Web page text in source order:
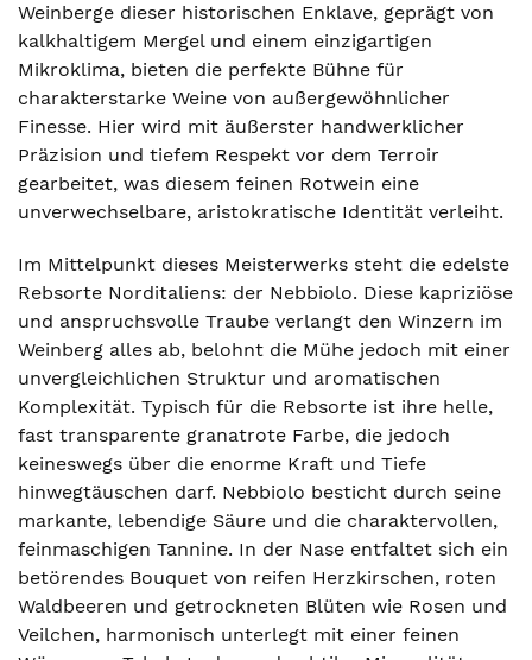
Weinberge dieser historischen Enklave, geprägt von
kalkhaltigem Mergel und einem einzigartigen
Mikroklima, bieten die perfekte Bühne für
charakterstarke Weine von außergewöhnlicher
Finesse. Hier wird mit äußerster handwerklicher
Präzision und tiefem Respekt vor dem Terroir
gearbeitet, was diesem feinen Rotwein eine
unverwechselbare, aristokratische Identität verleiht.
Im Mittelpunkt dieses Meisterwerks steht die edelste
Rebsorte Norditaliens: der Nebbiolo. Diese kapriziöse
und anspruchsvolle Traube verlangt den Winzern im
Weinberg alles ab, belohnt die Mühe jedoch mit einer
unvergleichlichen Struktur und aromatischen
Komplexität. Typisch für die Rebsorte ist ihre helle,
fast transparente granatrote Farbe, die jedoch
keineswegs über die enorme Kraft und Tiefe
hinwegtäuschen darf. Nebbiolo besticht durch seine
markante, lebendige Säure und die charaktervollen,
feinmaschigen Tannine. In der Nase entfaltet sich ein
betörendes Bouquet von reifen Herzkirschen, roten
Waldbeeren und getrockneten Blüten wie Rosen und
Veilchen, harmonisch unterlegt mit einer feinen